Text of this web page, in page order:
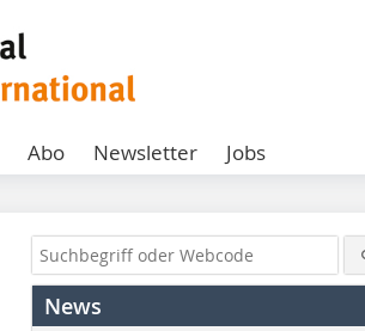
Abo Newsletter Jobs
News